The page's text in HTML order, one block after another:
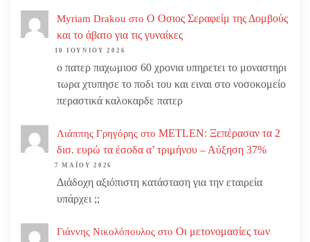
Myriam Drakou στο Ο Οσιος Σεραφείμ της Δομβούς
και το άβατο για τις γυναίκες
10 ΙΟΥΝΊΟΥ 2026
ο πατερ παχωμιοσ 60 χρονια υπηρετει το μοναστηρι
τωρα χτυπησε το ποδι του και ειναι στο νοσοκομείο
περαστικά καλοκαρδε πατερ
Λιάππης Γρηγόρης στο METLEN: Ξεπέρασαν τα 2
δισ. ευρώ τα έσοδα α’ τριμήνου – Αύξηση 37%
7 ΜΑΪ́ΟΥ 2026
Διάδοχη αξιόπιστη κατάσταση για την εταιρεία
υπάρχει ;;
Γιάννης Νικολόπουλος στο Οι μετονομασίες των